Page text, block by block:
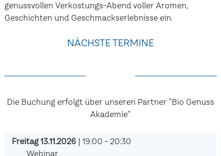
genussvollen Verkostungs-Abend voller Aromen,
Geschichten und Geschmackserlebnisse ein.
NÄCHSTE TERMINE
Die Buchung erfolgt über unseren Partner "Bio Genuss
Akademie"
Freitag 13.11.2026| 19:00 - 20:30
Webinar